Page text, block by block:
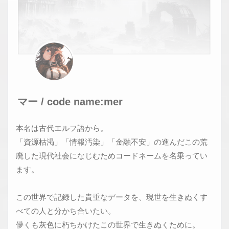
マー / code name:mer
本名は古代エルフ語から。
「資源枯渇」「情報汚染」「金融不安」の進んだこの荒
廃した現代社会になじむためコードネームを名乗ってい
ます。
この世界で記録した貴重なデータを、現世を生きぬくす
べての人と分かち合いたい。
儚くも灰色に朽ちかけたこの世界で生きぬくために。